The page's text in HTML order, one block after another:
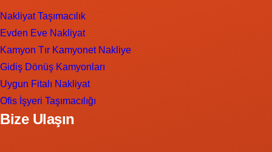
Nakliyat Taşımacılık
Evden Eve Nakliyat
Kamyon Tır Kamyonet Nakliye
Gidiş Dönüş Kamyonları
Uygun Fitalı Nakliyat
Ofis İşyeri Taşımacılığı
Bize Ulaşın